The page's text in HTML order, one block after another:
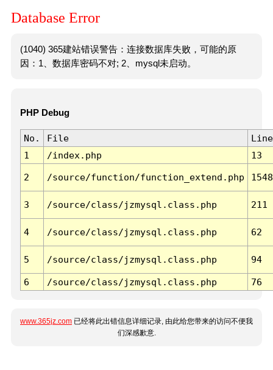
Database Error
(1040) 365建站错误警告：连接数据库失败，可能的原
因：1、数据库密码不对; 2、mysql未启动。
PHP Debug
No. File
Line
1
/index.php 13
2 /source/function/function_extend.php 1548
3 /source/class/jzmysql.class.php 211
4 /source/class/jzmysql.class.php 62
5 /source/class/jzmysql.class.php 94
6 /source/class/jzmysql.class.php 76
www.365jz.com 已经将此出错信息详细记录, 由此给您带来的访问不便我
们深感歉意.